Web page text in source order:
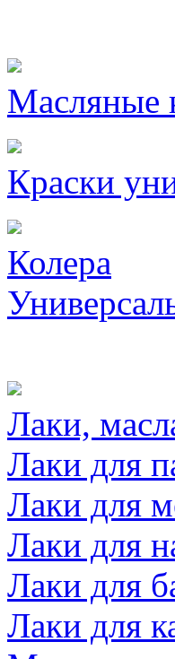
Масляные
Краски
Колера
Лаки,
Лаки для
Лаки для
Лаки для
Лаки для
Лаки для